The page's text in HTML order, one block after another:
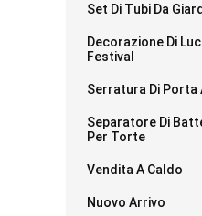
Set Di Tubi Da
Decorazione Di Luci
Festival
Serratura Di Porta
Separatore Di
Per Torte
Vendita A Caldo
Nuovo Arrivo